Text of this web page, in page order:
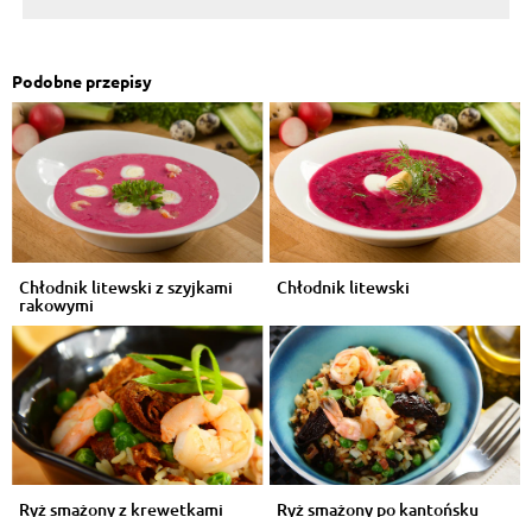
Podobne przepisy
Chłodnik litewski z szyjkami
rakowymi
Chłodnik litewski
Ryż smażony z krewetkami Ryż smażony po kantońsku